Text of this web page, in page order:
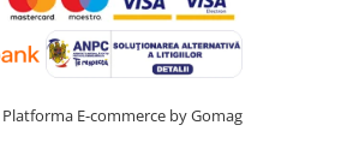
Platforma E-commerce by Gomag